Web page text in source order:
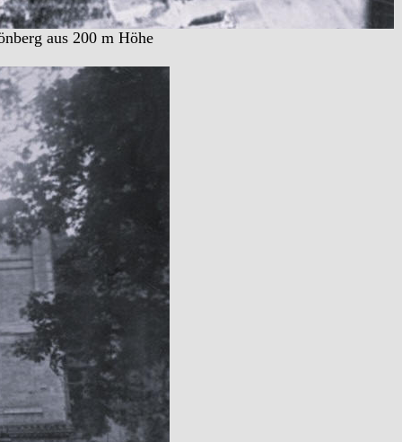
aus 200 m Höhe